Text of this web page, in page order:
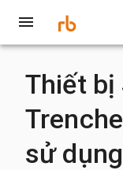
Thiết bị
sử dụng